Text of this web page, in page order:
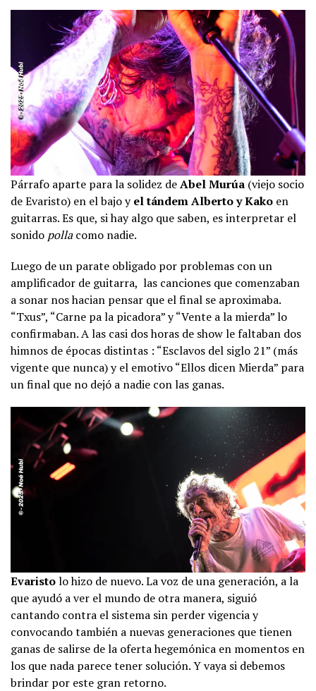
Párrafo aparte para la solidez deAbel Murúa (viejo socio
de Evaristo) en el bajo yel tándem Alberto y Kako en
guitarras. Es que, si hay algo que saben, es interpretar el
sonido pollacomo nadie.
Luego de un parate obligado por problemas con un
amplificador de guitarra, las canciones que comenzaban
a sonar nos hacian pensar que el final se aproximaba.
“Txus”, “Carne pa la picadora” y “Vente a la mierda” lo
confirmaban. A las casi dos horas de show le faltaban dos
himnos de épocas distintas : “Esclavos del siglo 21” (más
vigente que nunca) y el emotivo “Ellos dicen Mierda” para
un final que no dejó a nadie con las ganas.
Evaristolo hizo de nuevo. La voz de una generación, a la
que ayudó a ver el mundo de otra manera, siguió
cantando contra el sistema sin perder vigencia y
convocando también a nuevas generaciones que tienen
ganas de salirse de la oferta hegemónica en momentos en
los que nada parece tener solución. Y vaya si debemos
brindar por este gran retorno.